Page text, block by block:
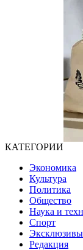
КАТЕГОРИИ
Экономика
Культура
Политика
Общество
Наука и
Спорт
Эксклюзивы
Редакция